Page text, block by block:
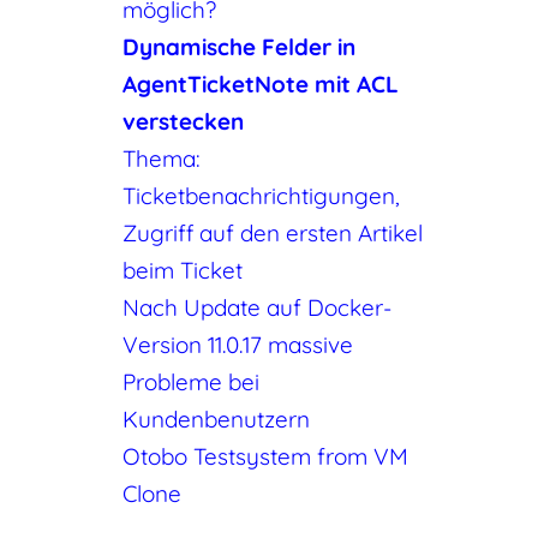
möglich?
Dynamische Felder in
AgentTicketNote mit ACL
verstecken
Thema:
Ticketbenachrichtigungen,
Zugriff auf den ersten Artikel
beim Ticket
Nach Update auf Docker-
Version 11.0.17 massive
Probleme bei
Kundenbenutzern
Otobo Testsystem from VM
Clone